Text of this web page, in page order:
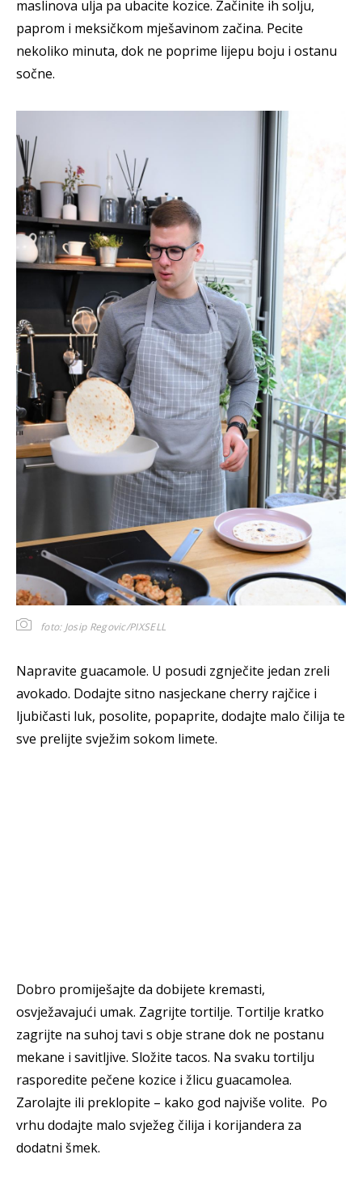
maslinova ulja pa ubacite kozice. Začinite ih solju,
paprom i meksičkom mješavinom začina. Pecite
nekoliko minuta, dok ne poprime lijepu boju i ostanu
sočne.
foto: Josip Regovic/PIXSELL
Napravite guacamole. U posudi zgnječite jedan zreli
avokado. Dodajte sitno nasjeckane cherry rajčice i
ljubičasti luk, posolite, popaprite, dodajte malo čilija te
sve prelijte svježim sokom limete.
Dobro promiješajte da dobijete kremasti,
osvježavajući umak. Zagrijte tortilje. Tortilje kratko
zagrijte na suhoj tavi s obje strane dok ne postanu
mekane i savitljive. Složite tacos. Na svaku tortilju
rasporedite pečene kozice i žlicu guacamolea.
Zarolajte ili preklopite – kako god najviše volite. Po
vrhu dodajte malo svježeg čilija i korijandera za
dodatni šmek.